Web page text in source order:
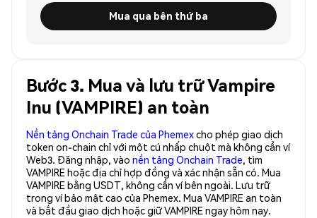
Mua qua bên thứ ba
Bước 3. Mua và lưu trữ Vampire
Inu (VAMPIRE) an toàn
Nền tảng Onchain Trade của Phemexcho phép giao dịch
token on-chain chỉ với một cú nhấp chuột mà không cần ví
Web3. Đăng nhập, vào nền tảng Onchain Trade, tìm
VAMPIRE hoặc địa chỉ hợp đồng và xác nhận sẵn có. Mua
VAMPIRE bằng USDT, không cần ví bên ngoài. Lưu trữ
trong ví bảo mật cao của Phemex. Mua VAMPIRE an toàn
và bắt đầu giao dịch hoặc giữ VAMPIRE ngay hôm nay.